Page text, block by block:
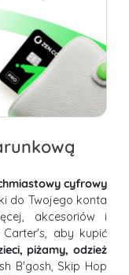
cyfrowy
do Twojego konta
akcesoriów i
aby kupić
piżamy, odzież
B'gosh, Skip Hop